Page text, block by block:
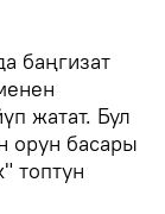
баңгизат
жатат. Бул
орун басары
топтун